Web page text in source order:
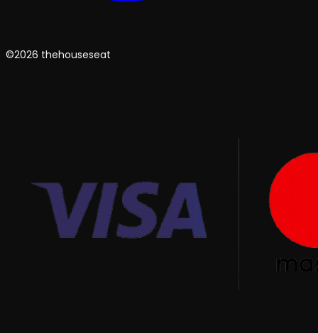
©2026 thehouseseat